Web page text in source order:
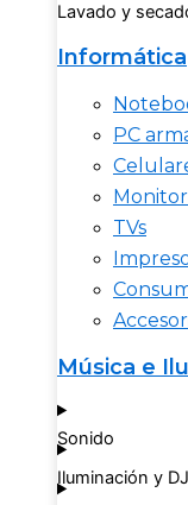
Lavado y
Informática
PC
TVs
Música e
Sonido
Iluminación y DJ